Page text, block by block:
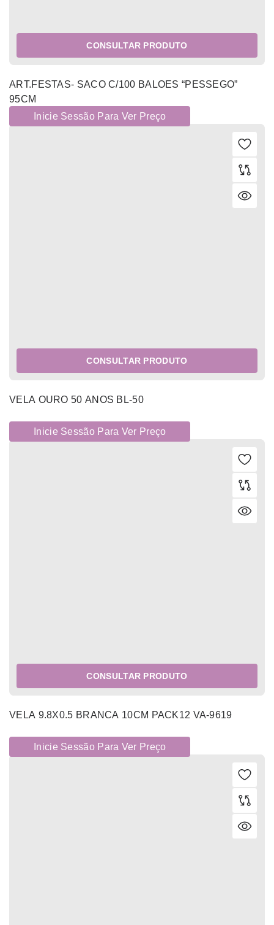
CONSULTAR PRODUTO
ART.FESTAS- SACO C/100 BALOES “PESSEGO”
95CM
Inicie Sessão Para Ver Preço
CONSULTAR PRODUTO
VELA OURO 50 ANOS BL-50
Inicie Sessão Para Ver Preço
CONSULTAR PRODUTO
VELA 9.8X0.5 BRANCA 10CM PACK12 VA-9619
Inicie Sessão Para Ver Preço